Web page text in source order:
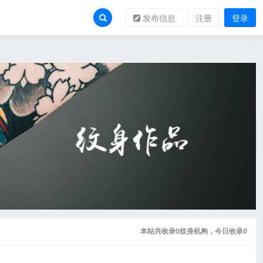
登录
注册
发布信息
本站共收录0纹身机构，今日收录0